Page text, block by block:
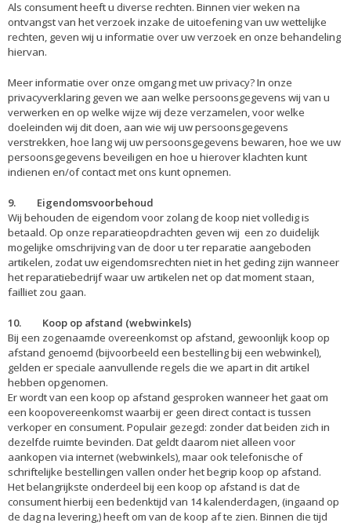
Als consument heeft u diverse rechten. Binnen vier weken na
ontvangst van het verzoek inzake de uitoefening van uw wettelijke
rechten, geven wij u informatie over uw verzoek en onze behandeling
hiervan.
Meer informatie over onze omgang met uw privacy? In onze
privacyverklaring geven we aan welke persoonsgegevens wij van u
verwerken en op welke wijze wij deze verzamelen, voor welke
doeleinden wij dit doen, aan wie wij uw persoonsgegevens
verstrekken, hoe lang wij uw persoonsgegevens bewaren, hoe we uw
persoonsgegevens beveiligen en hoe u hierover klachten kunt
indienen en/of contact met ons kunt opnemen.
9. Eigendomsvoorbehoud
Wij behouden de eigendom voor zolang de koop niet volledig is
betaald. Op onze reparatieopdrachten geven wij een zo duidelijk
mogelijke omschrijving van de door u ter reparatie aangeboden
artikelen, zodat uw eigendomsrechten niet in het geding zijn wanneer
het reparatiebedrijf waar uw artikelen net op dat moment staan,
failliet zou gaan.
10. Koop op afstand (webwinkels)
Bij een zogenaamde overeenkomst op afstand, gewoonlijk koop op
afstand genoemd (bijvoorbeeld een bestelling bij een webwinkel),
gelden er speciale aanvullende regels die we apart in dit artikel
hebben opgenomen.
Er wordt van een koop op afstand gesproken wanneer het gaat om
een koopovereenkomst waarbij er geen direct contact is tussen
verkoper en consument. Populair gezegd: zonder dat beiden zich in
dezelfde ruimte bevinden. Dat geldt daarom niet alleen voor
aankopen via internet (webwinkels), maar ook telefonische of
schriftelijke bestellingen vallen onder het begrip koop op afstand.
Het belangrijkste onderdeel bij een koop op afstand is dat de
consument hierbij een bedenktijd van 14 kalenderdagen, (ingaand op
de dag na levering,) heeft om van de koop af te zien. Binnen die tijd